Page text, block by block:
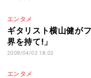
エンタメ
ギタリスト横山健が
界を持て!」
2009/04/02 18:02
エンタメ